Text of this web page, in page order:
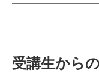
受講生から